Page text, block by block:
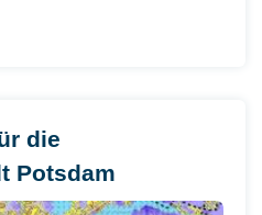
die
Potsdam